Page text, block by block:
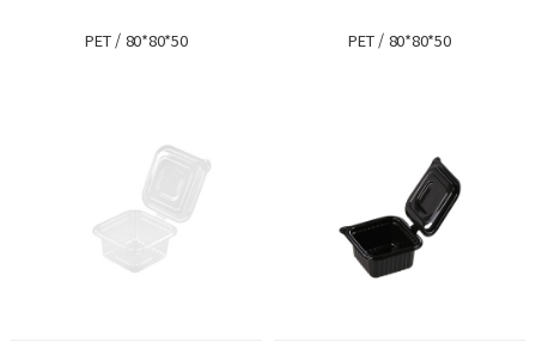
PET / 80*80*50 PET / 80*80*50